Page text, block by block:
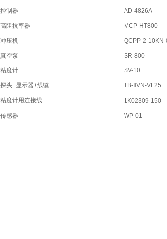
控制器 AD-4826A
高阻抗率器 MCP-HT800
冲压机 QCPP-2-10KN-
真空泵 SR-800
粘度计 SV-10
探头+显示器+线缆 TB-ⅡVN-VF25
粘度计用连接线 1K02309-150
传感器 WP-01